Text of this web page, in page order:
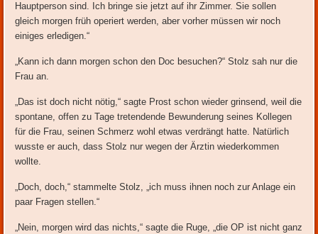
Hauptperson sind. Ich bringe sie jetzt auf ihr Zimmer. Sie sollen
gleich morgen früh operiert werden, aber vorher müssen wir noch
einiges erledigen.“
„Kann ich dann morgen schon den Doc besuchen?“ Stolz sah nur die
Frau an.
„Das ist doch nicht nötig,“ sagte Prost schon wieder grinsend, weil die
spontane, offen zu Tage tretendende Bewunderung seines Kollegen
für die Frau, seinen Schmerz wohl etwas verdrängt hatte. Natürlich
wusste er auch, dass Stolz nur wegen der Ärztin wiederkommen
wollte.
„Doch, doch,“ stammelte Stolz, „ich muss ihnen noch zur Anlage ein
paar Fragen stellen.“
„Nein, morgen wird das nichts,“ sagte die Ruge, „die OP ist nicht ganz